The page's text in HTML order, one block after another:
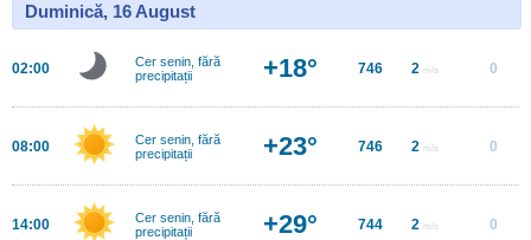
Duminică, 16 August
02:00
Cer senin, fără
precipitații
+18° 746 2 m/s 0
08:00
Cer senin, fără
precipitații
+23° 746 2 m/s 0
14:00
Cer senin, fără
precipitații
+29° 744 2 m/s 0